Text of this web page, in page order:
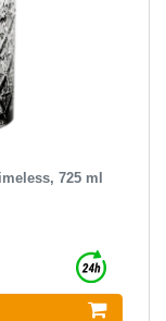
725 ml